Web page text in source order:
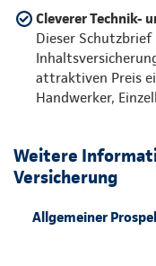
Cleverer Technik-
Dieser
attraktiven Preis
Handwerker,
Weitere
Versicherung
Allgemeiner